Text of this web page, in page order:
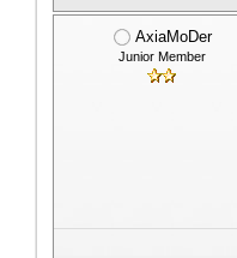
AxiaMoDer
Junior Member